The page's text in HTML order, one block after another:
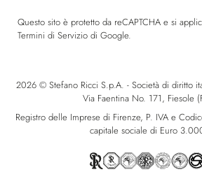
Questo sito è protetto da reCAPTCHA e si
Termini di Servizio di Google.
2026 © Stefano Ricci S.p.A. - Società di diritto
Via Faentina No. 171, Fiesole
Registro delle Imprese di Firenze, P. IVA e
capitale sociale di Euro